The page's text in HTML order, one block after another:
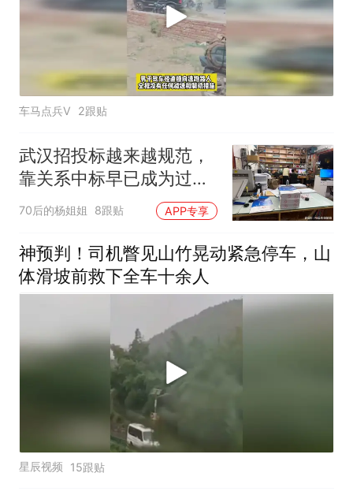
车马点兵V 2跟贴
武汉招投标越来越规范，
靠关系中标早已成为过去
式
70后的杨姐姐 8跟贴 APP专享
神预判！司机瞥见山竹晃动紧急停车，山
体滑坡前救下全车十余人
星辰视频 15跟贴